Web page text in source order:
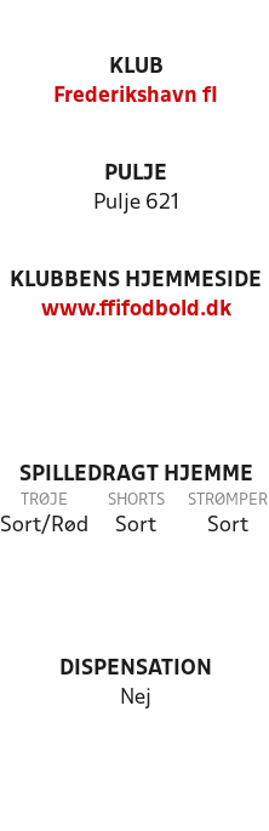
KLUB
Frederikshavn fI
PULJE
Pulje 621
KLUBBENS HJEMMESIDE
www.ffifodbold.dk
SPILLEDRAGT HJEMME
TRØJE
Sort/Rød
SHORTS
Sort
STRØMPER
Sort
DISPENSATION
Nej